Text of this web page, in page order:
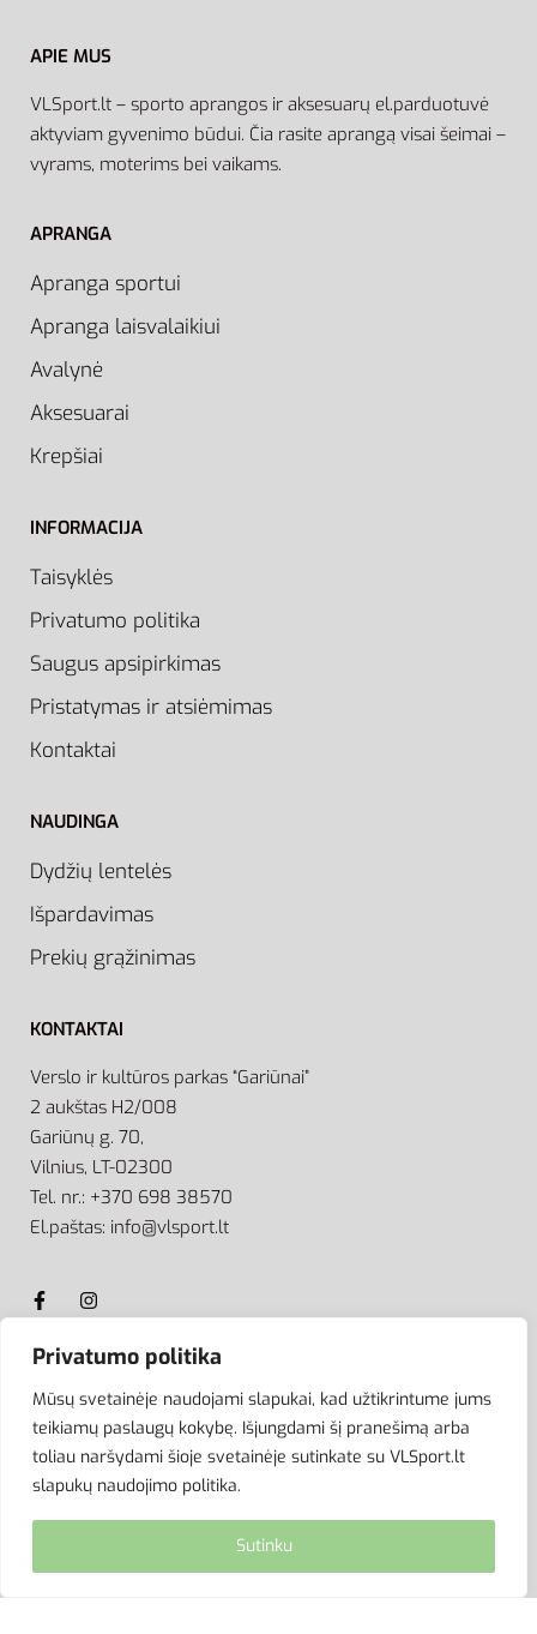
Privatumo politika
Mūsų svetainėje naudojami slapukai, kad užtikrintume jums
teikiamų paslaugų kokybę. Išjungdami šį pranešimą arba
toliau naršydami šioje svetainėje sutinkate su VLSport.lt
slapukų naudojimo politika.
Sutinku
APIE MUS
VLSport.lt – sporto aprangos ir aksesuarų el.parduotuvė
aktyviam gyvenimo būdui. Čia rasite aprangą visai šeimai –
vyrams, moterims bei vaikams.
APRANGA
Apranga sportui
Apranga laisvalaikiui
Avalynė
Aksesuarai
Krepšiai
INFORMACIJA
Taisyklės
Privatumo politika
Saugus apsipirkimas
Pristatymas ir atsiėmimas
Kontaktai
NAUDINGA
Dydžių lentelės
Išpardavimas
Prekių grąžinimas
KONTAKTAI
Verslo ir kultūros parkas “Gariūnai”
2 aukštas H2/008
Gariūnų g. 70,
Vilnius, LT-02300
Tel. nr.: +370 698 38570
El.paštas: info@vlsport.lt